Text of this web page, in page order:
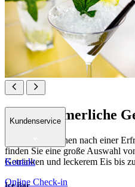
Süße sommerliche
Wann immer Ihnen nach einer
finden Sie eine große Auswahl
Getränken und leckerem Eis bis
Ice Bar
Kundenservice
Kontakt
Online Check-in